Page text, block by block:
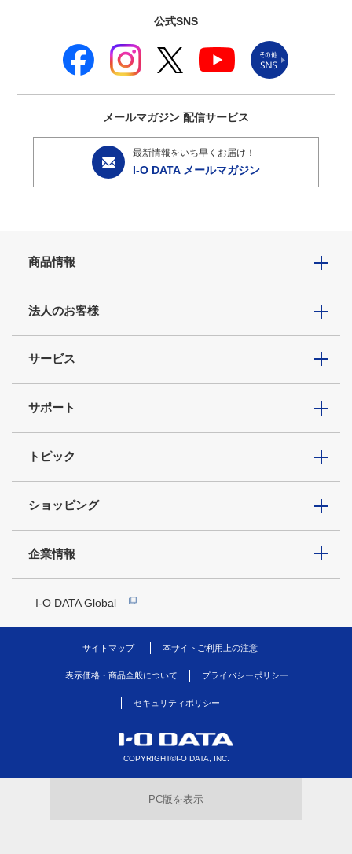
公式SNS
メールマガジン 配信サービス
最新情報をいち早くお届け！
I-O DATA メールマガジン
商品情報
法人のお客様
サービス
サポート
トピック
ショッピング
企業情報
I-O DATA Global
サイトマップ 本サイトご利用上の注意
表示価格・商品全般について プライバシーポリシー
セキュリティポリシー
COPYRIGHT©I-O DATA, INC.
PC版を表示